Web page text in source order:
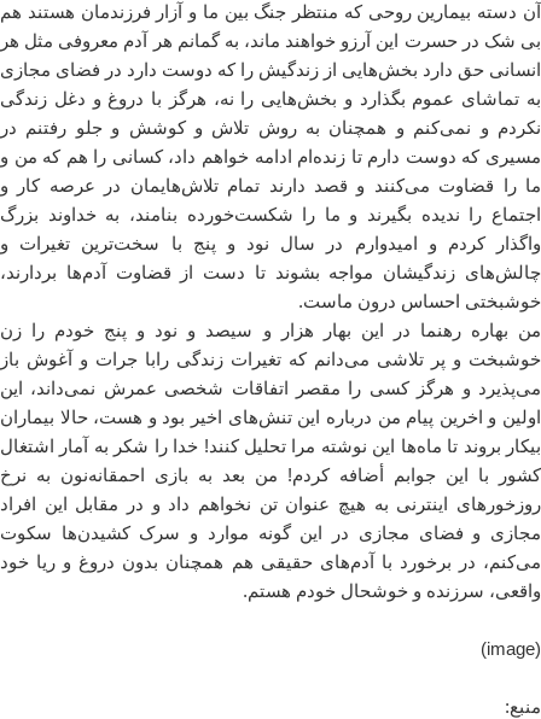
آن دسته بیمارین روحی که منتظر جنگ بین ما و آزار فرزندمان هستند هم
بی شک در حسرت این آرزو خواهند ماند، به گمانم هر آدم معروفی مثل هر
انسانی حق دارد بخش‌هایی از زندگیش را که دوست دارد در فضای مجازی
به تماشای عموم بگذارد و بخش‌هایی را نه، هرگز با دروغ و دغل زندگی
نکردم و نمی‌کنم و همچنان به روش تلاش و کوشش و جلو رفتنم در
مسیری که دوست دارم تا زنده‌ام ادامه خواهم داد، کسانی را هم که من و
ما را قضاوت می‌کنند و قصد دارند تمام تلاش‌هایمان در عرصه کار و
اجتماع را ندیده بگیرند و ما را شکست‌خورده بنامند، به خداوند بزرگ
واگذار کردم و امیدوارم در سال نود و پنج با سخت‌ترین تغیرات و
چالش‌های زندگیشان مواجه بشوند تا دست از قضاوت آدم‌ها بردارند،
خوشبختی احساس درون ماست.
من بهاره رهنما در این بهار هزار و سیصد و نود و پنج خودم را زن
خوشبخت و پر تلاشی می‌دانم که تغیرات زندگی رابا جرات و آغوش باز
می‌پذیرد و هرگز کسی را مقصر اتفاقات شخصی عمرش نمی‌داند، این
اولین و اخرین پیام من درباره این تنش‌های اخیر بود و هست، حالا بیماران
بیکار بروند تا ماه‌ها این نوشته مرا تحلیل کنند! خدا را شکر به آمار اشتغال
کشور با این جوابم أضافه کردم! من بعد به بازی احمقانه‌نون به نرخ
روزخورهای اینترنی به هیچ عنوان تن نخواهم داد و در مقابل این افراد
مجازی و فضای مجازی در این گونه موارد و سرک کشیدن‌ها سکوت
می‌کنم، در برخورد با آدم‌های حقیقی هم همچنان بدون دروغ و ریا خود
واقعی، سرزنده و خوشحال خودم هستم.
(image)
منبع: